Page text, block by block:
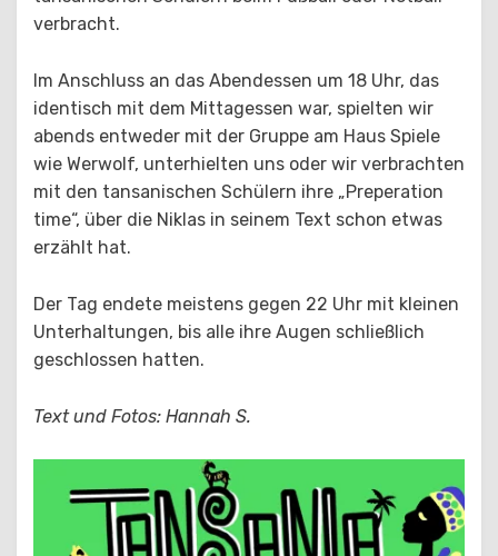
verbracht.
Im Anschluss an das Abendessen um 18 Uhr, das
identisch mit dem Mittagessen war, spielten wir
abends entweder mit der Gruppe am Haus Spiele
wie Werwolf, unterhielten uns oder wir verbrachten
mit den tansanischen Schülern ihre „Preperation
time“, über die Niklas in seinem Text schon etwas
erzählt hat.
Der Tag endete meistens gegen 22 Uhr mit kleinen
Unterhaltungen, bis alle ihre Augen schließlich
geschlossen hatten.
Text und Fotos: Hannah S.